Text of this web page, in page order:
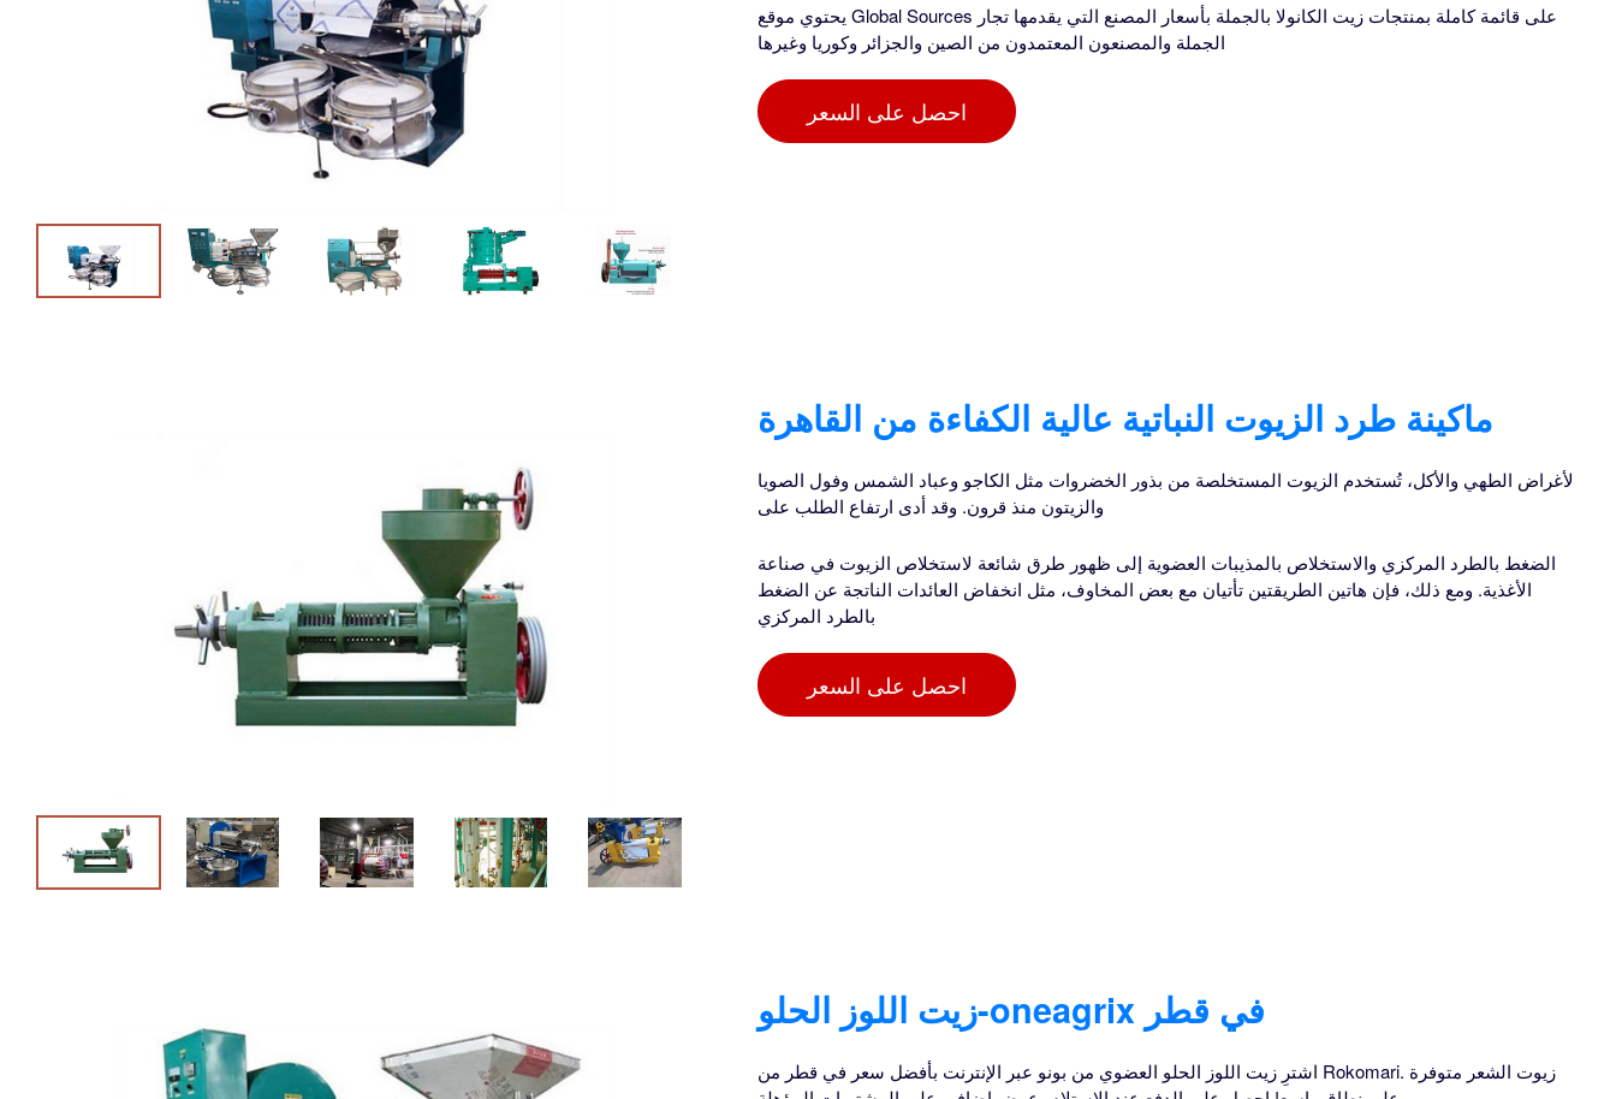
يحتوي موقع Global Sources على قائمة كاملة بمنتجات زيت الكانولا بالجملة بأسعار المصنع التي يقدمها تجار
الجملة والمصنعون المعتمدون من الصين والجزائر وكوريا وغيرها
احصل على السعر
ماكينة طرد الزيوت النباتية عالية الكفاءة من القاهرة
لأغراض الطهي والأكل، تُستخدم الزيوت المستخلصة من بذور الخضروات مثل الكاجو وعباد الشمس وفول الصويا
والزيتون منذ قرون. وقد أدى ارتفاع الطلب على
الضغط بالطرد المركزي والاستخلاص بالمذيبات العضوية إلى ظهور طرق شائعة لاستخلاص الزيوت في صناعة
الأغذية. ومع ذلك، فإن هاتين الطريقتين تأتيان مع بعض المخاوف، مثل انخفاض العائدات الناتجة عن الضغط
بالطرد المركزي
احصل على السعر
زيت اللوز الحلو-oneagrix في قطر
اشترِ زيت اللوز الحلو العضوي من بونو عبر الإنترنت بأفضل سعر في قطر من Rokomari. زيوت الشعر متوفرة